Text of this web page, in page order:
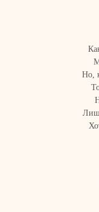
Но,